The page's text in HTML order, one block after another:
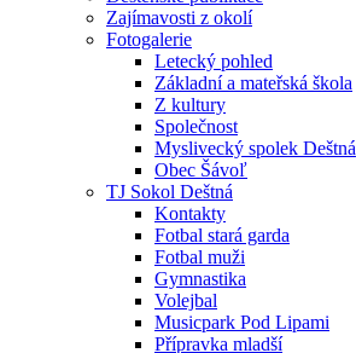
Zajímavosti z okolí
Fotogalerie
Letecký pohled
Základní a mateřská škola
Z kultury
Společnost
Myslivecký spolek Deštná
Obec Šávoľ
TJ Sokol Deštná
Kontakty
Fotbal stará garda
Fotbal muži
Gymnastika
Volejbal
Musicpark Pod Lipami
Přípravka mladší